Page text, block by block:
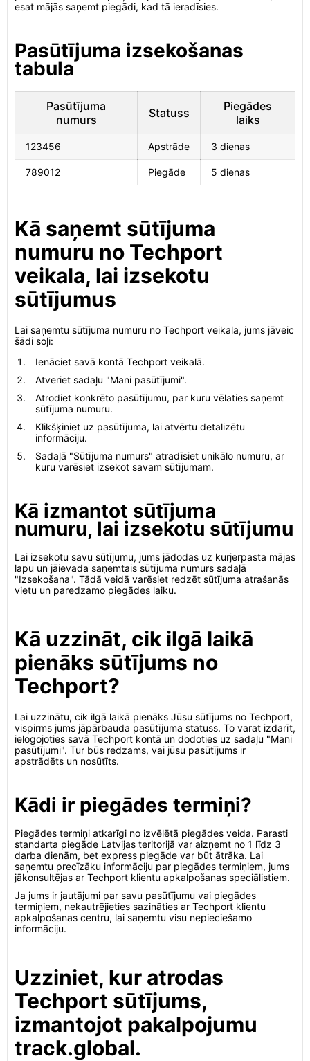
esat mājās saņemt piegādi, kad tā ieradīsies.
Pasūtījuma izsekošanas
tabula
Pasūtījuma
numurs
Statuss
Piegādes
laiks
123456 Apstrāde 3 dienas
789012 Piegāde 5 dienas
Kā saņemt sūtījuma
numuru no Techport
veikala, lai izsekotu
sūtījumus
Lai saņemtu sūtījuma numuru no Techport veikala, jums jāveic
šādi soļi:
Ienāciet savā kontā Techport veikalā.
Atveriet sadaļu "Mani pasūtījumi".
Atrodiet konkrēto pasūtījumu, par kuru vēlaties saņemt
sūtījuma numuru.
Klikšķiniet uz pasūtījuma, lai atvērtu detalizētu
informāciju.
Sadaļā "Sūtījuma numurs" atradīsiet unikālo numuru, ar
kuru varēsiet izsekot savam sūtījumam.
Kā izmantot sūtījuma
numuru, lai izsekotu sūtījumu
Lai izsekotu savu sūtījumu, jums jādodas uz kurjerpasta mājas
lapu un jāievada saņemtais sūtījuma numurs sadaļā
"Izsekošana". Tādā veidā varēsiet redzēt sūtījuma atrašanās
vietu un paredzamo piegādes laiku.
Kā uzzināt, cik ilgā laikā
pienāks sūtījums no
Techport?
Lai uzzinātu, cik ilgā laikā pienāks Jūsu sūtījums no Techport,
vispirms jums jāpārbauda pasūtījuma statuss. To varat izdarīt,
ielogojoties savā Techport kontā un dodoties uz sadaļu "Mani
pasūtījumi". Tur būs redzams, vai jūsu pasūtījums ir
apstrādēts un nosūtīts.
Kādi ir piegādes termiņi?
Piegādes termiņi atkarīgi no izvēlētā piegādes veida. Parasti
standarta piegāde Latvijas teritorijā var aizņemt no 1 līdz 3
darba dienām, bet express piegāde var būt ātrāka. Lai
saņemtu precīzāku informāciju par piegādes termiņiem, jums
jākonsultējas ar Techport klientu apkalpošanas speciālistiem.
Ja jums ir jautājumi par savu pasūtījumu vai piegādes
termiņiem, nekautrējieties sazināties ar Techport klientu
apkalpošanas centru, lai saņemtu visu nepieciešamo
informāciju.
Uzziniet, kur atrodas
Techport sūtījums,
izmantojot pakalpojumu
track.global.